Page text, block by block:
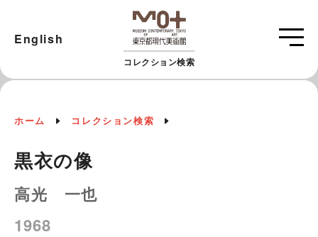
コレクション検索
English
ホーム コレクション検索
黒衣の像
高光 一也
1968